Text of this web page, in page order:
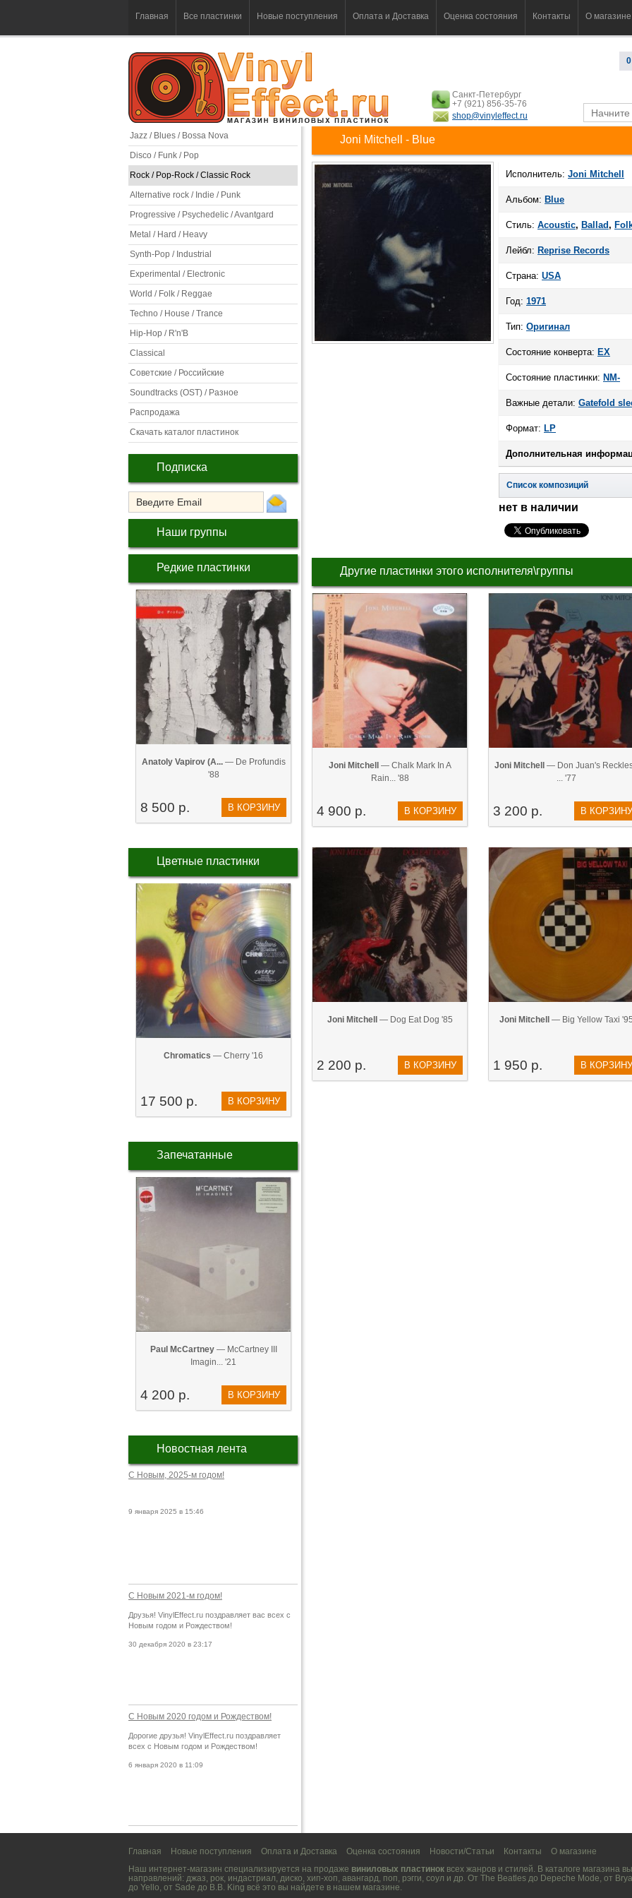
Главная Все пластинки Новые поступления Оплата и Доставка Оценка состояния Контакты О магазине
0
Санкт-Петербург
+7 (921) 856-35-76
shop@vinyleffect.ru
Jazz / Blues / Bossa Nova
Disco / Funk / Pop
Rock / Pop-Rock / Classic Rock
Alternative rock / Indie / Punk
Progressive / Psychedelic / Avantgard
Metal / Hard / Heavy
Synth-Pop / Industrial
Experimental / Electronic
World / Folk / Reggae
Techno / House / Trance
Hip-Hop / R'n'B
Classical
Советские / Российские
Soundtracks (OST) / Разное
Распродажа
Скачать каталог пластинок
Подписка
Наши группы
Редкие пластинки
Anatoly Vapirov (А...— De Profundis
'88
8 500 р. В КОРЗИНУ
Цветные пластинки
Chromatics — Cherry '16
17 500 р. В КОРЗИНУ
Запечатанные
Paul McCartney— McCartney III
Imagin... '21
4 200 р. В КОРЗИНУ
Новостная лента
С Новым, 2025-м годом!
9 января 2025 в 15:46
С Новым 2021-м годом!
Друзья! VinylEffect.ru поздравляет вас всех с
Новым годом и Рождеством!
30 декабря 2020 в 23:17
С Новым 2020 годом и Рождеством!
Дорогие друзья! VinylEffect.ru поздравляет
всех с Новым годом и Рождеством!
6 января 2020 в 11:09
Joni Mitchell - Blue
Исполнитель: Joni Mitchell
Альбом: Blue
Стиль: Acoustic, Ballad,
Лейбл: Reprise Records
Страна: USA
Год: 1971
Тип: Оригинал
Состояние конверта: EX
Состояние пластинки: NM-
Важные детали: Gatefold
Формат: LP
Дополнительная
Список композиций
нет в наличии
Другие пластинки этого исполнителя\группы
Joni Mitchell
— Chalk Mark In A
Rain... '88
4 900 р. В КОРЗИНУ
Joni Mitchell
— Don Juan's
... '77
3 200 р. В КОРЗИНУ
Joni Mitchell — Dog Eat Dog '85
2 200 р. В КОРЗИНУ
Joni Mitchell — Big Yellow Taxi
1 950 р. В КОРЗИНУ
Главная Новые поступления Оплата и Доставка Оценка состояния Новости/Статьи Контакты
О магазине
Наш интернет-магазин специализируется на продаже виниловых пластинок всех жанров и стилей. В каталоге магазина
направлений: джаз, рок, индастриал, диско, хип-хоп, авангард, поп, рэгги, соул и др. От The Beatles до Depeche Mode, от
до Yello, от Sade до B.B. King всё это вы найдете в нашем магазине.